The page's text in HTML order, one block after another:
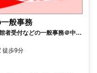
般事務
者受付などの一般事務＠中野
徒歩9分